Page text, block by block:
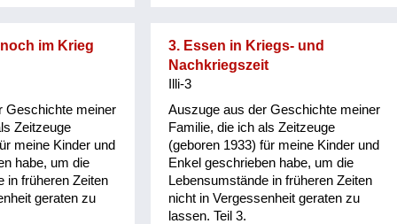
haben wollen. Aber eine liebe
Freundin hat sich vor mich gestellt.
Die haben sehr viel herumgekaspert.
verhandelt um mich, aber sie hat
ihm gesagt: die ist viel zu jung, da
machen wir nix. Ich war damals 16.
Und dann ist er weg. Ich hab damals
noch absolut nix wissen wollen von
Männern.
im Krieg
Geschichte meiner
Zeitzeuge
meine Kinder und
habe, um die
in früheren Zeiten
geraten zu
3. Essen in Kriegs- und
Nachkriegszeit
Illi-3
Auszuge aus der Geschichte meiner
Familie, die ich als Zeitzeuge
(geboren 1933) für meine Kinder und
Enkel geschrieben habe, um die
Lebensumstände in früheren Zeiten
nicht in Vergessenheit geraten zu
lassen. Teil 3.